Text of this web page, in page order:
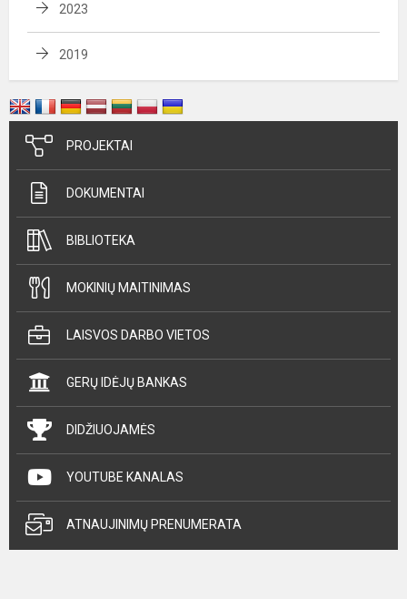
2023
2019
PROJEKTAI
DOKUMENTAI
BIBLIOTEKA
MOKINIŲ MAITINIMAS
LAISVOS DARBO VIETOS
GERŲ IDĖJŲ BANKAS
DIDŽIUOJAMĖS
YOUTUBE KANALAS
ATNAUJINIMŲ PRENUMERATA